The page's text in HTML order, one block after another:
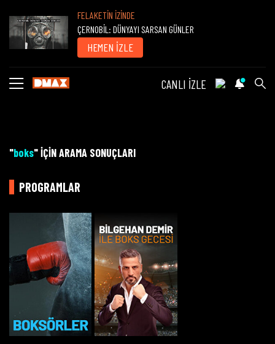
FELAKETİN İZİNDE
ÇERNOBİL: DÜNYAYI SARSAN GÜNLER
HEMEN İZLE
CANLI İZLE
"boks" İÇİN ARAMA SONUÇLARI
PROGRAMLAR